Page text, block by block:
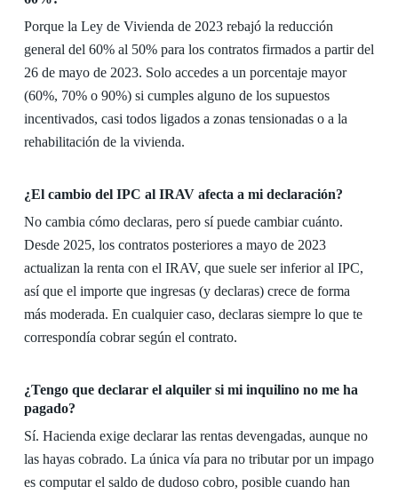
Porque la Ley de Vivienda de 2023 rebajó la reducción
general del 60% al 50% para los contratos firmados a partir del
26 de mayo de 2023. Solo accedes a un porcentaje mayor
(60%, 70% o 90%) si cumples alguno de los supuestos
incentivados, casi todos ligados a zonas tensionadas o a la
rehabilitación de la vivienda.
¿El cambio del IPC al IRAV afecta a mi declaración?
No cambia cómo declaras, pero sí puede cambiar cuánto.
Desde 2025, los contratos posteriores a mayo de 2023
actualizan la renta con el IRAV, que suele ser inferior al IPC,
así que el importe que ingresas (y declaras) crece de forma
más moderada. En cualquier caso, declaras siempre lo que te
correspondía cobrar según el contrato.
¿Tengo que declarar el alquiler si mi inquilino no me ha
pagado?
Sí. Hacienda exige declarar las rentas devengadas, aunque no
las hayas cobrado. La única vía para no tributar por un impago
es computar el saldo de dudoso cobro, posible cuando han